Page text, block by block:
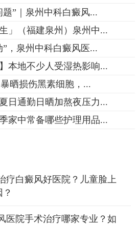
”｜泉州中科白癜风...
」（福建泉州）泉州中...
，泉州中科白癜风医...
本地不少人受湿热影响...
晒损伤黑素细胞，...
日通勤日晒加熬夜压力...
家中常备哪些护理用品...
疗白癜风好医院？儿童脸上
医院手术治疗哪家专业？如